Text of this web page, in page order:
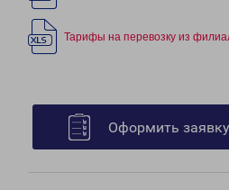
Тарифы на перевозку из
Оформить заявку